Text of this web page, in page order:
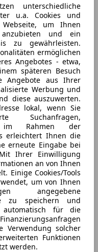
unterschiedliche
u.a. Cookies und
um Ihnen
anzubieten und ein
zu gewährleisten.
ermöglichen
Angebotes - etwa,
späteren Besuch
Angebote aus Ihrer
Werbung und
diese auszuwerten.
lokal, wenn Sie
Suchanfragen,
im Rahmen der
erleichtert Ihnen die
erneute Eingabe bei
Ihrer Einwilligung
an von Ihnen
Einige Cookies/Tools
um von Ihnen
angegebene
zu speichern und
automatisch für die
Verwendung solcher
Funktionen
werden.